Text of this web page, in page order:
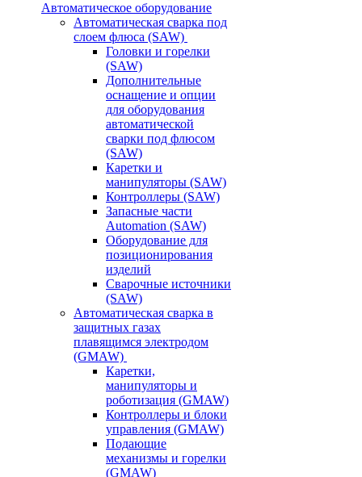
Автоматическое оборудование
Автоматическая сварка под
слоем флюса (SAW)
Головки и горелки
(SAW)
Дополнительные
оснащение и опции
для оборудования
автоматической
сварки под флюсом
(SAW)
Каретки и
манипуляторы (SAW)
Контроллеры (SAW)
Запасные части
Automation (SAW)
Оборудование для
позиционирования
изделий
Сварочные источники
(SAW)
Автоматическая сварка в
защитных газах
плавящимся электродом
(GMAW)
Каретки,
манипуляторы и
роботизация (GMAW)
Контроллеры и блоки
управления (GMAW)
Подающие
механизмы и горелки
(GMAW)